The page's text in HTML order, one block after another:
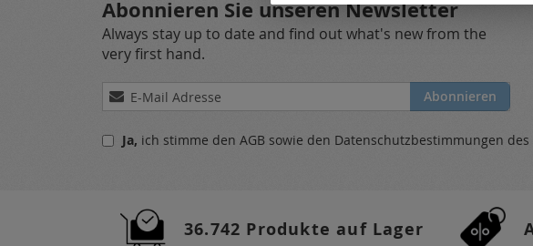
Abonnieren Sie unseren Newsletter
Always stay up to date and find out what's new from the
very first hand.
Melden
Sie
für
Abonnieren
Ja, ich stimme den AGB sowie den Datenschutzbestimmungen des
36.742 Produkte auf Lager